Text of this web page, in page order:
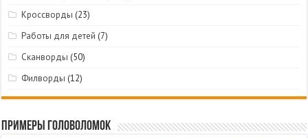
Кроссворды (23)
Работы для детей (7)
Сканворды (50)
Филворды (12)
Примеры головоломок